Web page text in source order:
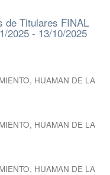
de Titulares FINAL
2025 - 13/10/2025
HUAMAN DE LA
HUAMAN DE LA
HUAMAN DE LA